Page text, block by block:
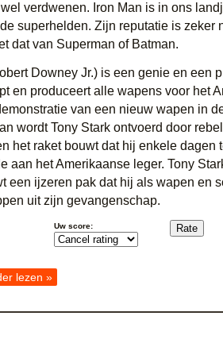
verdwenen. Iron Man is in ons
superhelden. Zijn reputatie is zeker
dat van Superman of Batman.
Downey Jr.) is een genie en een
en produceert alle wapens voor het
van een nieuw wapen in
wordt Tony Stark ontvoerd door
het raket bouwt dat hij enkele dagen
aan het Amerikaanse leger. Tony
een ijzeren pak dat hij als wapen en
uit zijn gevangenschap.
Uw score:
lezen »